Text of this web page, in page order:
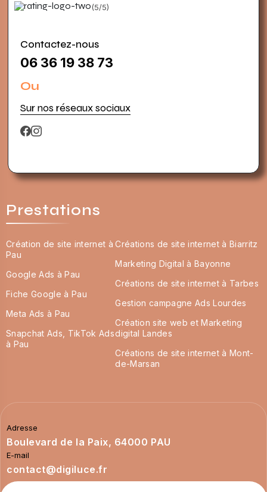
(5/5)
Contactez-nous
06 36 19 38 73
Ou
Sur nos réseaux sociaux
Prestations
Création de site internet à
Pau
Google Ads à Pau
Fiche Google à Pau
Meta Ads à Pau
Snapchat Ads, TikTok Ads
à Pau
Créations de site internet à Biarritz
Marketing Digital à Bayonne
Créations de site internet à Tarbes
Gestion campagne Ads Lourdes
Création site web et Marketing
digital Landes
Créations de site internet à Mont-
de-Marsan
Adresse
Boulevard de la Paix, 64000 PAU
E-mail
contact@digiluce.fr